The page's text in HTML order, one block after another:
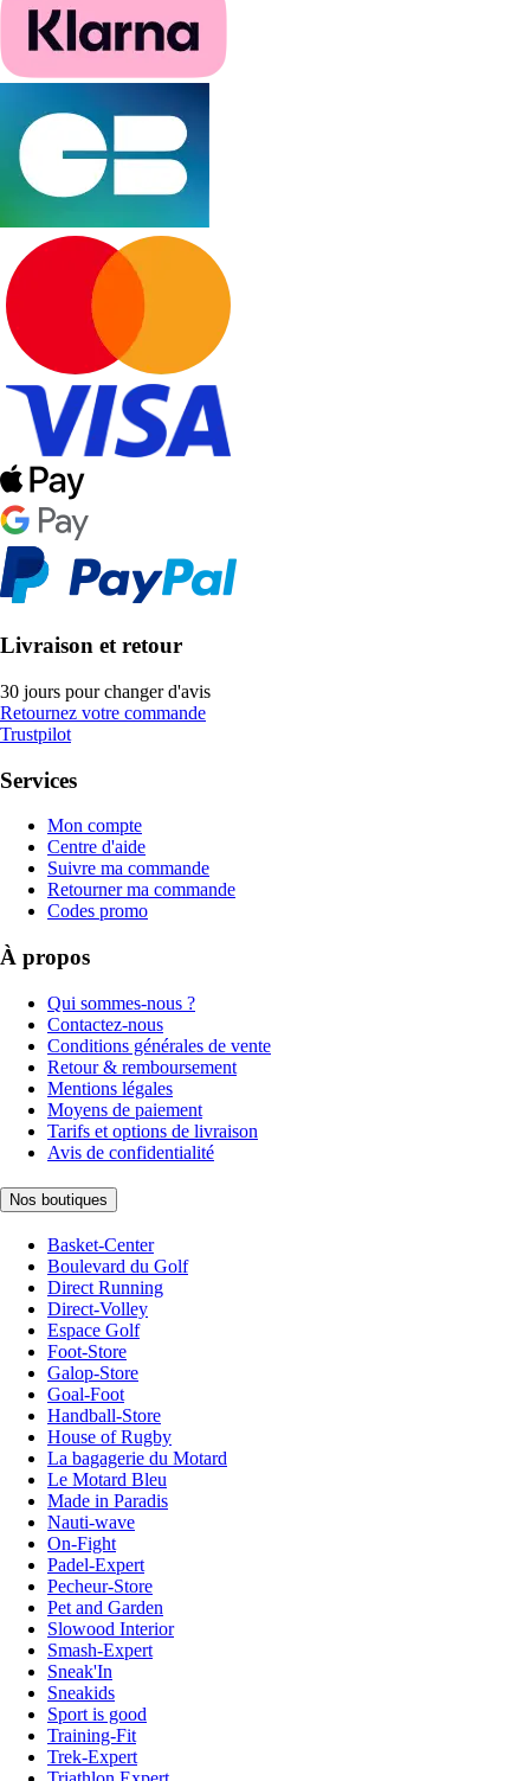
Livraison et retour
30 jours pour changer d'avis
Retournez votre commande
Trustpilot
Services
Mon compte
Centre d'aide
Suivre ma commande
Retourner ma commande
Codes promo
À propos
Qui sommes-nous ?
Contactez-nous
Conditions générales de vente
Retour & remboursement
Mentions légales
Moyens de paiement
Tarifs et options de livraison
Avis de confidentialité
Nos boutiques
Basket-Center
Boulevard du Golf
Direct Running
Direct-Volley
Espace Golf
Foot-Store
Galop-Store
Goal-Foot
Handball-Store
House of Rugby
La bagagerie du Motard
Le Motard Bleu
Made in Paradis
Nauti-wave
On-Fight
Padel-Expert
Pecheur-Store
Pet and Garden
Slowood Interior
Smash-Expert
Sneak'In
Sneakids
Sport is good
Training-Fit
Trek-Expert